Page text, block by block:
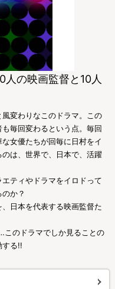
人の映画監督と10人
変わりなこのドラマ。この
毎回変わるという点。毎回
女優たちが回毎に日村をイ
は、世界で、日本で、活躍
ティやドラマをイロドって
か？
日本を代表する映画監督た
このドラマでしか見ることの
する!!